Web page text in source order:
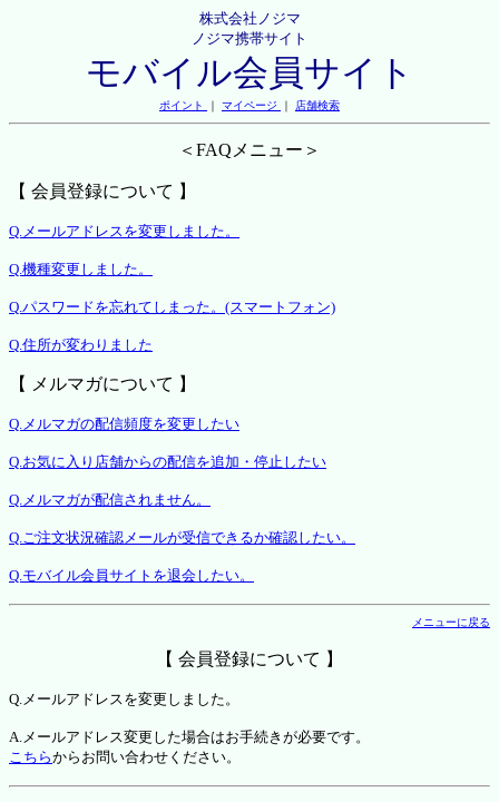
株式会社ノジマ
ノジマ携帯サイト
モバイル会員サイト
ポイント ｜ マイページ ｜ 店舗検索
＜FAQメニュー＞
【 会員登録について 】
Q.メールアドレスを変更しました。
Q.機種変更しました。
Q.パスワードを忘れてしまった。(スマートフォン)
Q.住所が変わりました
【 メルマガについて 】
Q.メルマガの配信頻度を変更したい
Q.お気に入り店舗からの配信を追加・停止したい
Q.メルマガが配信されません。
Q.ご注文状況確認メールが受信できるか確認したい。
Q.モバイル会員サイトを退会したい。
メニューに戻る
【 会員登録について 】
Q.メールアドレスを変更しました。
A.メールアドレス変更した場合はお手続きが必要です。
こちらからお問い合わせください。